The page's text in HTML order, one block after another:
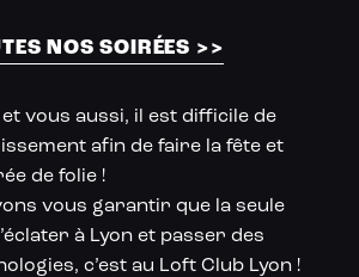
NOS SOIRÉES >>
vous aussi, il est difficile de
afin de faire la fête et
de folie !
vous garantir que la seule
à Lyon et passer des
c’est au Loft Club Lyon !